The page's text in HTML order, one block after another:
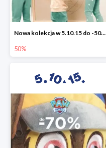
Nowa kolekcja w 5.10.15 do -50%
50%